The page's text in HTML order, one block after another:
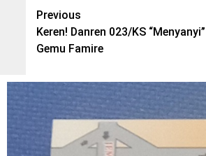
Post
navigation
Previous
Keren! Danren 023/KS
Gemu Famire